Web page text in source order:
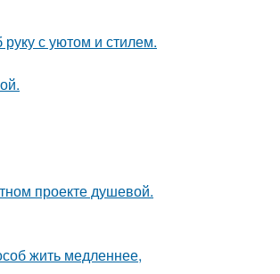
с уютом и стилем.
проекте душевой.
жить медленнее,